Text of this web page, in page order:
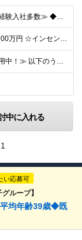
≪知識・経験は一切不問◎未経験入社多数≫ ◆未経験・第二新卒OK ◆学歴不問 ～このような方を歓迎します！～ ◇社会貢献性の高い仕事をしたい ◇医療業界に興味がある ◇今より生活を1ランクアップさ
☆入社時の想定年収500万～700万円 ☆インセン年12回／1年目で1000万円も目指せる ☆社員の半数以上が年収800万円超え 月給35万円～＋インセンティブ＋各種手当 ※経験・スキルに応じて決
≪東京・福岡・大阪で積極採用中！≫ 以下のうち、希望に合わせて配属いたします。 【東京本社】 東京都港区芝1-9-3 芝マツラビル4F 【大阪支店】 大阪府大阪市西区西本町1丁目5番20号 サーミ
中に入れる
い応募可
ループ】
均年齢39歳◆既